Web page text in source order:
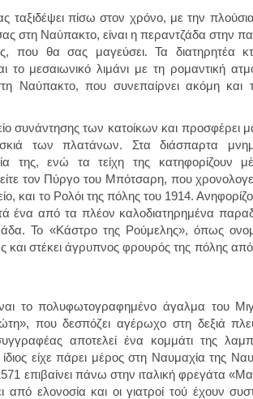
πίσω στον χρόνο, με την πλούσια
στη Ναύπακτο, είναι η περαντζάδα στην
που θα σας μαγεύσει. Τα διατηρητέα
μεσαιωνικό λιμάνι με τη ρομαντική
Ναύπακτο, που συνεπαίρνει ακόμη και
συνάντησης των κατοίκων και προσφέρει
των πλατάνων. Στα διάσπαρτα
της, ενώ τα τείχη της κατηφορίζουν
τον Πύργο του Μπότσαρη, που
και το Ρολόι της πόλης του 1914.
ένα από τα πλέον καλοδιατηρημένα
Το «Κάστρο της Ρούμελης», όπως
και στέκει άγρυπνος φρουρός της πόλης
το πολυφωτογραφημένο άγαλμα του
που δεσπόζει αγέρωχο στη δεξιά
αποτελεί ένα κομμάτι της
είχε πάρει μέρος στη Ναυμαχία της
επιβαίνει πάνω στην ιταλική φρεγάτα
ελονοσία και οι γιατροί τού έχουν